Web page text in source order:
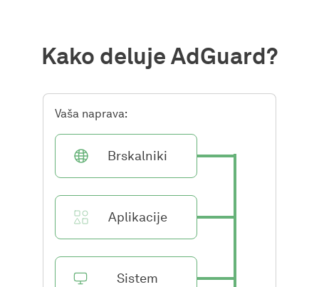
Kako deluje AdGuard?
Vaša naprava:
Brskalniki
Aplikacije
Sistem